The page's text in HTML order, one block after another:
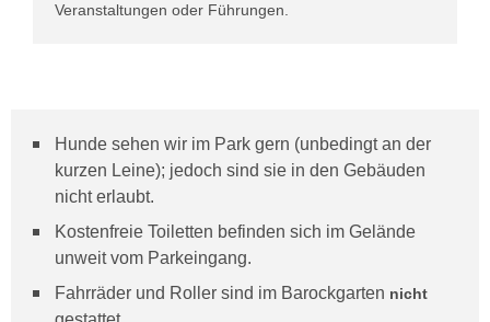
Veranstaltungen oder Führungen.
Hunde sehen wir im Park gern (unbedingt an der
kurzen Leine); jedoch sind sie in den Gebäuden
nicht erlaubt.
Kostenfreie Toiletten befinden sich im Gelände
unweit vom Parkeingang.
Fahrräder und Roller sind im Barockgarten nicht